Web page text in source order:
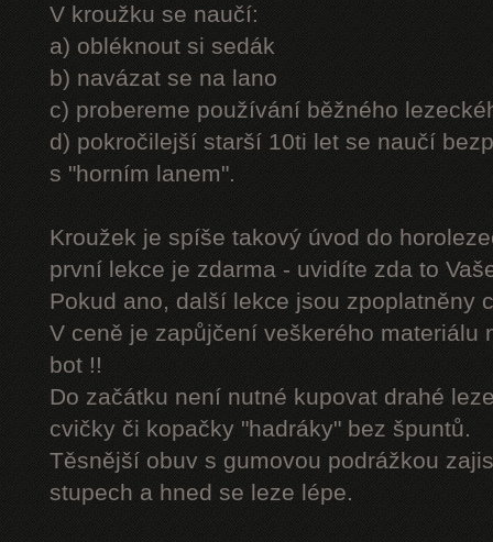
V kroužku se naučí:
a) obléknout si sedák
b) navázat se na lano
c) probereme používání běžného
d) pokročilejší starší 10ti let se naučí
s "horním lanem".
Kroužek je spíše takový úvod do
první lekce je zdarma - uvidíte zda to
Pokud ano, další lekce jsou zpoplatněny
V ceně je zapůjčení veškerého materiálu
bot !!
Do začátku není nutné kupovat drahé
cvičky či kopačky "hadráky" bez špuntů.
Těsnější obuv s gumovou podrážkou
stupech a hned se leze lépe.